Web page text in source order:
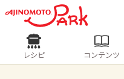
ログインす
レシピ
レシピ コンテンツ